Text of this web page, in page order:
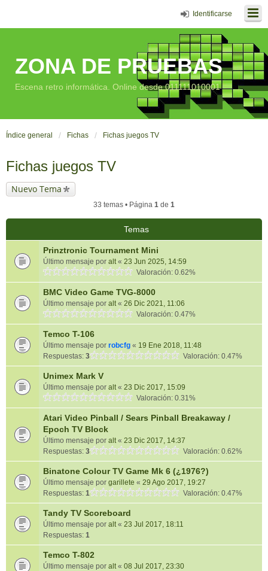
Identificarse
ZONA DE PRUEBAS
Escena retro informática. Online desde 011111010001
Índice general Fichas Fichas juegos TV
Fichas juegos TV
Nuevo Tema
33 temas • Página 1 de 1
Temas
Prinztronic Tournament Mini
Último mensaje por alt« 23 Jun 2025, 14:59
Valoración: 0.62%
BMC Video Game TVG-8000
Último mensaje por alt« 26 Dic 2021, 11:06
Valoración: 0.47%
Temco T-106
Último mensaje por robcfg « 19 Ene 2018, 11:48
Respuestas: 3 Valoración: 0.47%
Unimex Mark V
Último mensaje por alt« 23 Dic 2017, 15:09
Valoración: 0.31%
Atari Video Pinball / Sears Pinball Breakaway /
Epoch TV Block
Último mensaje por alt« 23 Dic 2017, 14:37
Respuestas: 3 Valoración: 0.62%
Binatone Colour TV Game Mk 6 (¿1976?)
Último mensaje por garillete « 29 Ago 2017, 19:27
Respuestas: 1 Valoración: 0.47%
Tandy TV Scoreboard
Último mensaje por alt« 23 Jul 2017, 18:11
Respuestas: 1
Temco T-802
Último mensaje por alt« 08 Jul 2017, 23:30